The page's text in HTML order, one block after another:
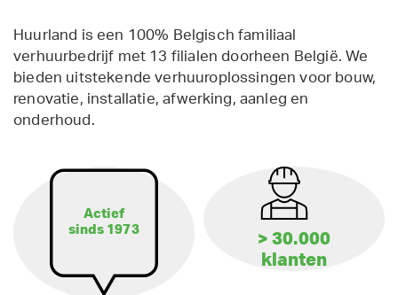
Huurland is een 100% Belgisch familiaal
verhuurbedrijf met 13 filialen doorheen België. We
bieden uitstekende verhuuroplossingen voor bouw,
renovatie, installatie, afwerking, aanleg en
onderhoud.
Actief
sinds 1973
> 30.000
klanten